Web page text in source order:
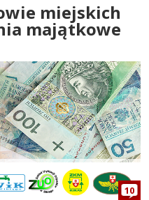
miejskich
majątkowe
10